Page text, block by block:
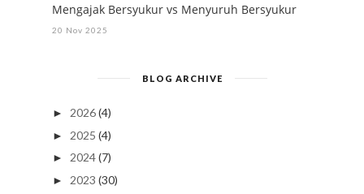
Mengajak Bersyukur vs Menyuruh Bersyukur
20 Nov 2025
BLOG ARCHIVE
► 2026(4)
► 2025 (4)
► 2024(7)
► 2023 (30)